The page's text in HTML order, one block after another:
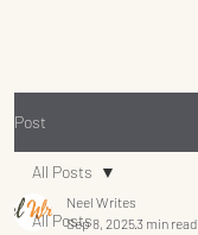
Post
All Posts
All Posts
Neel Writes
Sep 8, 20253 min read